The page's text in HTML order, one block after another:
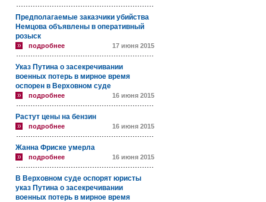
Предполагаемые заказчики убийства
Немцова объявлены в оперативный
розыск
подробнее 17 июня 2015
Указ Путина о засекречивании
военных потерь в мирное время
оспорен в Верховном суде
подробнее 16 июня 2015
Растут цены на бензин
подробнее 16 июня 2015
Жанна Фриске умерла
подробнее 16 июня 2015
В Верховном суде оспорят юристы
указ Путина о засекречивании
военных потерь в мирное время